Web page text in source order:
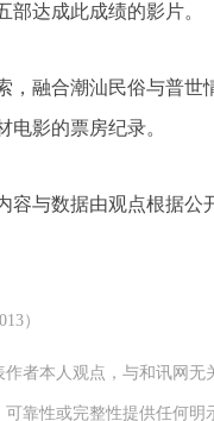
部达成此成绩的影片。
，融合潮汕民俗与普
电影的票房纪录。
容与数据由观点根据
）
作者本人观点，与和讯网
靠性或完整性提供任何